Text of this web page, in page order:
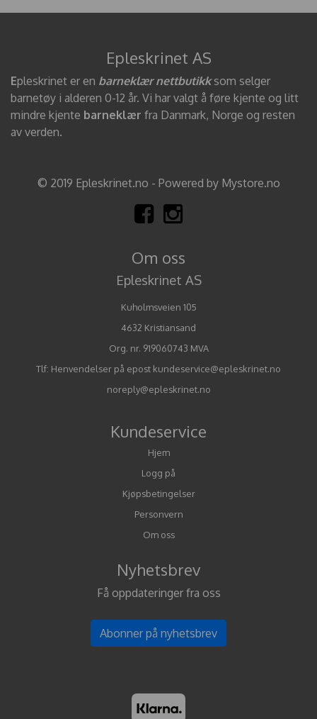
Epleskrinet AS
Epleskrinet er en barneklær nettbutikksom selger
barnetøy i alderen 0-12 år. Vi har valgt å føre kjente og litt
mindre kjente barneklær fra Danmark, Norge og resten
av verden.
© 2019 Epleskrinet.no - Powered by Mystore.no
Om oss
Epleskrinet AS
Kuholmsveien 105
4632 Kristiansand
Org. nr. 919060743 MVA
Tlf: Henvendelser på epost kundeservice@epleskrinet.no
noreply@epleskrinet.no
Kundeservice
Hjem
Logg på
Kjøpsbetingelser
Personvern
Om oss
Nyhetsbrev
Få oppdateringer fra oss
Abonner på nyhetsbrev